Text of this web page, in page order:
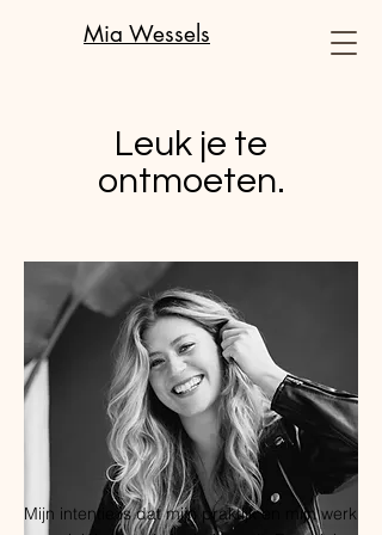
Mia Wessels
Leuk je te
ontmoeten.
Mijn intentie is dat mijn praktijk en mijn werk